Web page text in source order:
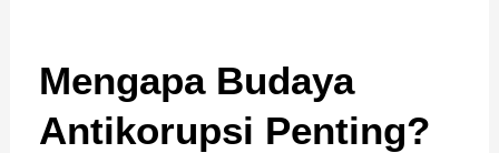
Mengapa Budaya
Antikorupsi Penting?